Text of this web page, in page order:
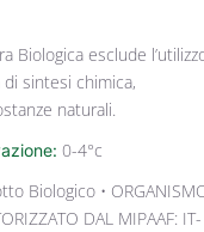
Biologica esclude
sintesi chimica,
naturali.
0-4°c
Biologico •
DAL MIPAAF: IT-